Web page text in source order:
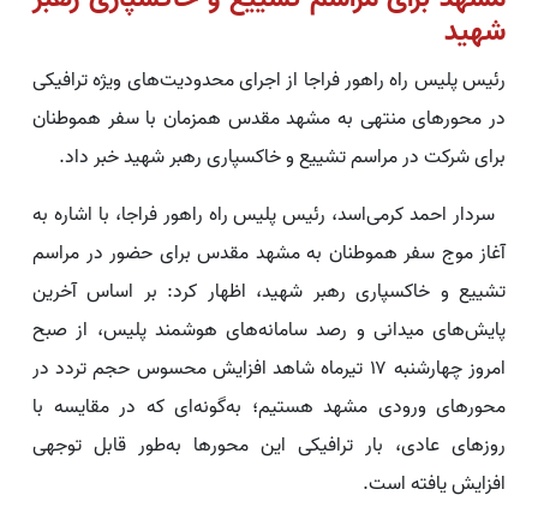
شهید
رئیس پلیس راه راهور فراجا از اجرای محدودیت‌های ویژه ترافیکی
در محورهای منتهی به مشهد مقدس همزمان با سفر هموطنان
برای شرکت در مراسم تشییع و خاکسپاری رهبر شهید خبر داد.
سردار احمد کرمی‌اسد، رئیس پلیس راه راهور فراجا، با اشاره به
آغاز موج سفر هموطنان به مشهد مقدس برای حضور در مراسم
تشییع و خاکسپاری رهبر شهید، اظهار کرد: بر اساس آخرین
پایش‌های میدانی و رصد سامانه‌های هوشمند پلیس، از صبح
امروز چهارشنبه ۱۷ تیرماه شاهد افزایش محسوس حجم تردد در
محورهای ورودی مشهد هستیم؛ به‌گونه‌ای که در مقایسه با
روزهای عادی، بار ترافیکی این محورها به‌طور قابل توجهی
افزایش یافته است.